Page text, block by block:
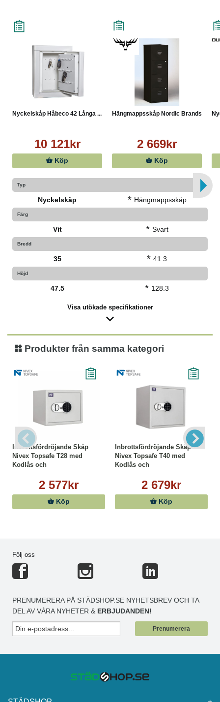
Nyckelskåp Håbeco 42 Långa ...
10 121kr
Köp
Hängmappsskåp Nordic Brands...
2 669kr
Köp
Typ
Nyckelskåp * Hängmappsskåp
Färg
Vit * Svart
Bredd
35 * 41.3
Höjd
47.5 * 128.3
Visa utökade specifikationer
Produkter från samma kategori
Inbrottsfördröjande Skåp
Nivex Topsafe T28 med
Kodlås och
2 577kr
Köp
Inbrottsfördröjande Skåp
Nivex Topsafe T40 med
Kodlås och
2 679kr
Köp
Följ oss
PRENUMERERA PÅ STÄDSHOP.SE NYHETSBREV OCH TA
DEL AV VÅRA NYHETER & ERBJUDANDEN!
Prenumerera